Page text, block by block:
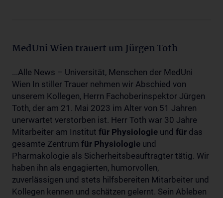
MedUni Wien trauert um Jürgen Toth
...Alle News – Universität, Menschen der MedUni
Wien In stiller Trauer nehmen wir Abschied von
unserem Kollegen, Herrn Fachoberinspektor Jürgen
Toth, der am 21. Mai 2023 im Alter von 51 Jahren
unerwartet verstorben ist. Herr Toth war 30 Jahre
Mitarbeiter am Institut für Physiologie und für das
gesamte Zentrum für Physiologie und
Pharmakologie als Sicherheitsbeauftragter tätig. Wir
haben ihn als engagierten, humorvollen,
zuverlässigen und stets hilfsbereiten Mitarbeiter und
Kollegen kennen und schätzen gelernt. Sein Ableben